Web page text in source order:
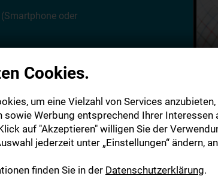
oder
kostenlos. Weitere
Cookies.
um eine Vielzahl von Services
sowie Werbung entsprechend Ihrer Interessen
auf "Akzeptieren" willigen Sie der
jederzeit unter „Einstellungen“ ändern,
finden Sie in der Datenschutzerklärung.